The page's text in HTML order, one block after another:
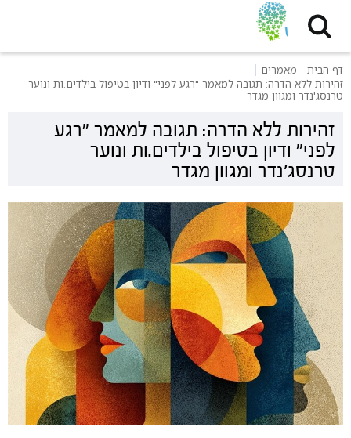
דף הבית
מאמרים
זהירות ללא הדרה: תגובה למאמר "רגע לפני" ודיון בטיפול בילדים.ות ונוער
טרנסג'נדר ומגוון מגדר
זהירות ללא הדרה: תגובה למאמר "רגע
לפני" ודיון בטיפול בילדים.ות ונוער
טרנסג'נדר ומגוון מגדר